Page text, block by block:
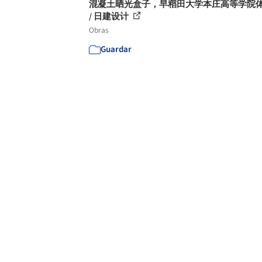
混凝土晒光盒子，早稻田大学本庄高等学院
/ 日建设计
Obras
Guardar